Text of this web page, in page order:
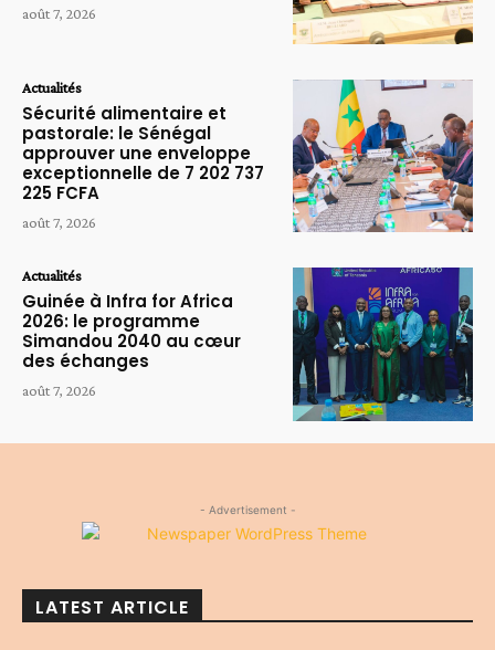
août 7, 2026
Actualités
Sécurité alimentaire et
pastorale: le Sénégal
approuver une enveloppe
exceptionnelle de 7 202 737
225 FCFA
août 7, 2026
Actualités
Guinée à Infra for Africa
2026: le programme
Simandou 2040 au cœur
des échanges
août 7, 2026
- Advertisement -
LATEST ARTICLE